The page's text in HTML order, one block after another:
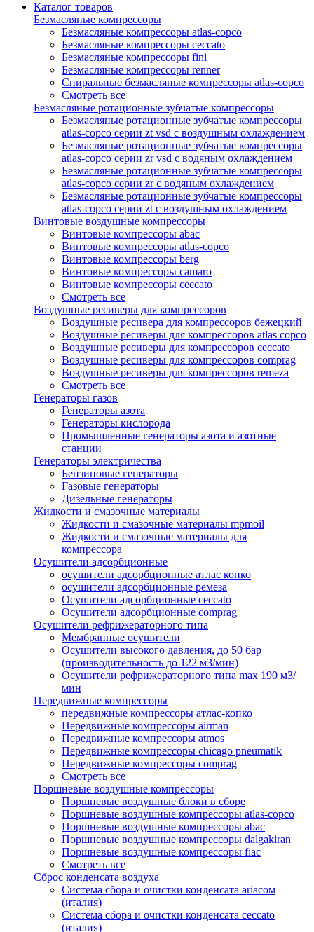
Каталог товаров
Безмасляные компрессоры
Безмасляные компрессоры atlas-copco
Безмасляные компрессоры ceccato
Безмасляные компрессоры fini
Безмасляные компрессоры renner
Спиральные безмасляные компрессоры atlas-copco
Смотреть все
Безмасляные ротационные зубчатые компрессоры
Безмасляные ротационные зубчатые компрессоры
atlas-copco серии zt vsd с воздушным охлаждением
Безмасляные ротационные зубчатые компрессоры
atlas-copco серии zr vsd с водяным охлаждением
Безмасляные ротационные зубчатые компрессоры
atlas-copco серии zr с водяным охлаждением
Безмасляные ротационные зубчатые компрессоры
atlas-copco серии zt с воздушным охлаждением
Винтовые воздушные компрессоры
Винтовые компрессоры abac
Винтовые компрессоры atlas-copco
Винтовые компрессоры berg
Винтовые компрессоры camaro
Винтовые компрессоры ceccato
Смотреть все
Воздушные ресиверы для компрессоров
Воздушные ресивера для компрессоров бежецкий
Воздушные ресиверы для компрессоров atlas copco
Воздушные ресиверы для компрессоров ceccato
Воздушные ресиверы для компрессоров comprag
Воздушные ресиверы для компрессоров remeza
Смотреть все
Генераторы газов
Генераторы азота
Генераторы кислорода
Промышленные генераторы азота и азотные
станции
Генераторы электричества
Бензиновые генераторы
Газовые генераторы
Дизельные генераторы
Жидкости и смазочные материалы
Жидкости и смазочные материалы mpmoil
Жидкости и смазочные материалы для
компрессора
Осушители адсорбционные
осушители адсорбционные атлас копко
осушители адсорбционные ремеза
Осушители адсорбционные ceccato
Осушители адсорбционные comprag
Осушители рефрижераторного типа
Мембранные осушители
Осушители высокого давления, до 50 бар
(производительность до 122 м3/мин)
Осушители рефрижераторного типа max 190 м3/
мин
Передвижные компрессоры
передвижные компрессоры атлас-копко
Передвижные компрессоры airman
Передвижные компрессоры atmos
Передвижные компрессоры chicago pneumatik
Передвижные компрессоры comprag
Смотреть все
Поршневые воздушные компрессоры
Поршневые воздушные блоки в сборе
Поршневые воздушные компрессоры atlas-copco
Поршневые воздушные компрессоры abac
Поршневые воздушные компрессоры dalgakiran
Поршневые воздушные компрессоры fiac
Смотреть все
Сброс конденсата воздуха
Система сбора и очистки конденсата ariacом
(италия)
Система сбора и очистки конденсата ceccato
(италия)